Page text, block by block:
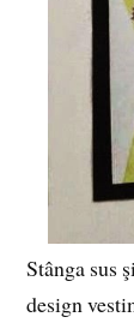
Stânga sus
design